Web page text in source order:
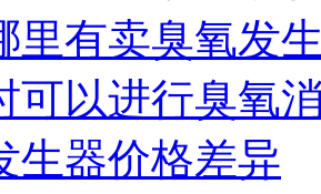
里有卖臭氧发
可以进行臭氧
生器价格差异